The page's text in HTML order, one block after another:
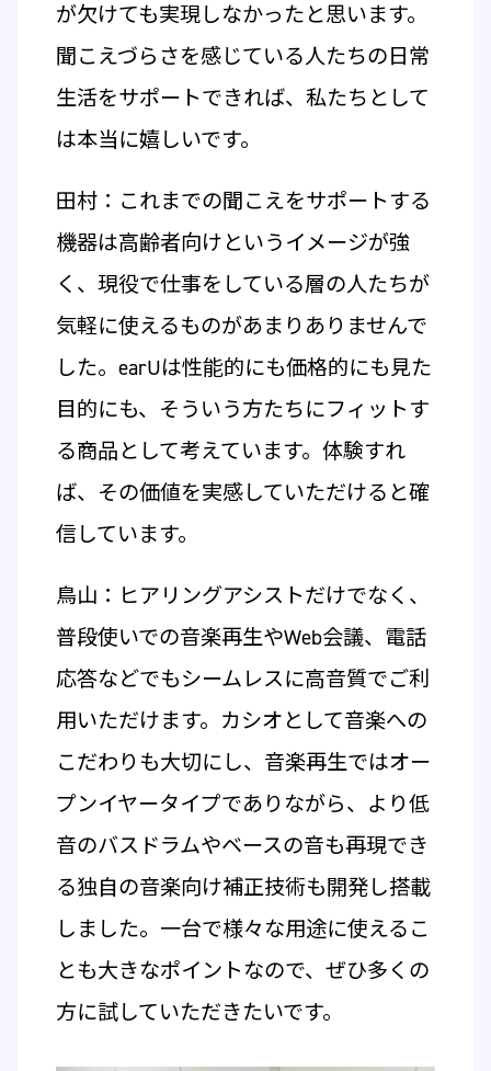
が欠けても実現しなかったと思います。
聞こえづらさを感じている人たちの日常
生活をサポートできれば、私たちとして
は本当に嬉しいです。
田村：これまでの聞こえをサポートする
機器は高齢者向けというイメージが強
く、現役で仕事をしている層の人たちが
気軽に使えるものがあまりありませんで
した。earUは性能的にも価格的にも見た
目的にも、そういう方たちにフィットす
る商品として考えています。体験すれ
ば、その価値を実感していただけると確
信しています。
鳥山：ヒアリングアシストだけでなく、
普段使いでの音楽再生やWeb会議、電話
応答などでもシームレスに高音質でご利
用いただけます。カシオとして音楽への
こだわりも大切にし、音楽再生ではオー
プンイヤータイプでありながら、より低
音のバスドラムやベースの音も再現でき
る独自の音楽向け補正技術も開発し搭載
しました。一台で様々な用途に使えるこ
とも大きなポイントなので、ぜひ多くの
方に試していただきたいです。